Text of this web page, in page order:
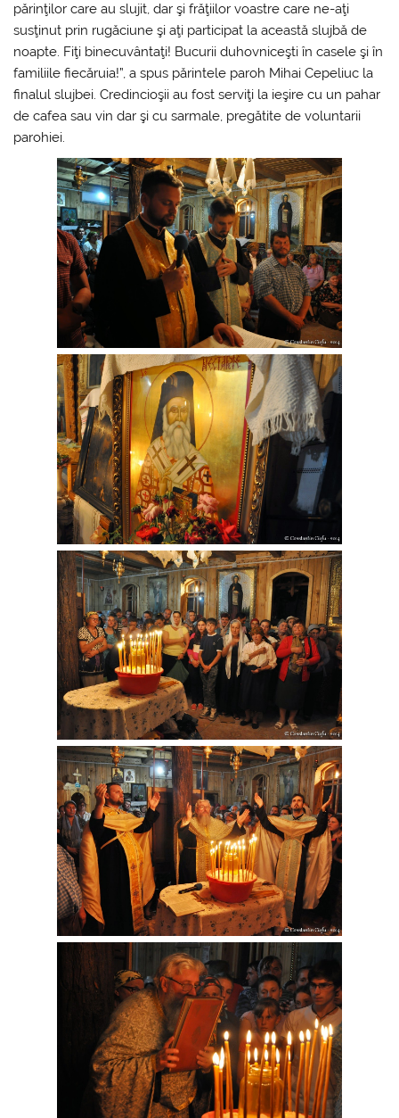
părinţilor care au slujit, dar şi frăţiilor voastre care ne-aţi
susţinut prin rugăciune şi aţi participat la această slujbă de
noapte. Fiţi binecuvântaţi! Bucurii duhovniceşti în casele şi în
familiile fiecăruia!”, a spus părintele paroh Mihai Cepeliuc la
finalul slujbei. Credincioşii au fost serviţi la ieşire cu un pahar
de cafea sau vin dar şi cu sarmale, pregătite de voluntarii
parohiei.